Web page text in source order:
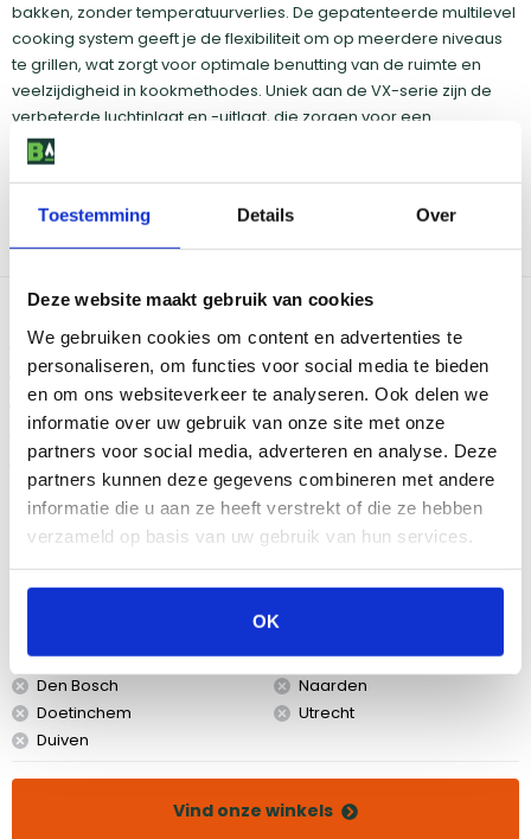
Toestemming Details Over
Deze website maakt gebruik van cookies
We gebruiken cookies om content en advertenties te
personaliseren, om functies voor social media te bieden
en om ons websiteverkeer te analyseren. Ook delen we
informatie over uw gebruik van onze site met onze
partners voor social media, adverteren en analyse. Deze
partners kunnen deze gegevens combineren met andere
informatie die u aan ze heeft verstrekt of die ze hebben
verzameld op basis van uw gebruik van hun services.
OK
bakken, zonder temperatuurverlies. De gepatenteerde multilevel
cooking system geeft je de flexibiliteit om op meerdere niveaus
te grillen, wat zorgt voor optimale benutting van de ruimte en
veelzijdigheid in kookmethodes. Uniek aan de VX-serie zijn de
verbeterde luchtinlaat en -uitlaat, die zorgen voor een
nauwkeurige temperatuurregeling, de vernieuwde scharnieren
die het openen en sluiten van de deksel lichter en soepeler
accessoires zoals een plate setter en een charcoal basket, is
deze complete set alles wat je nodig hebt.
Wordt altijd geleverd met:
Charcoal basket
Multi level cooking system
Halve maan keramische platen (2x)
Onderstel
Zijtafels (2x)
Handleiding
Bekijk dit product in onze winkels
Breda
Den Bosch
Doetinchem
Duiven
Groningen
Naarden
Utrecht
Vind onze winkels